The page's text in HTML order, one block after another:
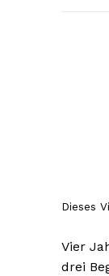
Dieses
Vier
drei